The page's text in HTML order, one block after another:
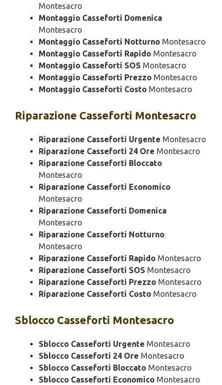
Montesacro
Montaggio Casseforti Domenica
Montesacro
Montaggio Casseforti Notturno Montesacro
Montaggio Casseforti Rapido Montesacro
Montaggio Casseforti SOS Montesacro
Montaggio Casseforti Prezzo Montesacro
Montaggio Casseforti Costo Montesacro
Riparazione Casseforti Montesacro
Riparazione Casseforti Urgente Montesacro
Riparazione Casseforti 24 Ore Montesacro
Riparazione Casseforti Bloccato
Montesacro
Riparazione Casseforti Economico
Montesacro
Riparazione Casseforti Domenica
Montesacro
Riparazione Casseforti Notturno
Montesacro
Riparazione Casseforti Rapido Montesacro
Riparazione Casseforti SOS Montesacro
Riparazione Casseforti Prezzo Montesacro
Riparazione Casseforti Costo Montesacro
Sblocco Casseforti Montesacro
Sblocco Casseforti Urgente Montesacro
Sblocco Casseforti 24 Ore Montesacro
Sblocco Casseforti Bloccato Montesacro
Sblocco Casseforti Economico Montesacro